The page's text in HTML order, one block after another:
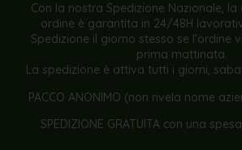
Con la nostra Spedizione Nazionale,
ordine è garantita in 24/48H
Spedizione il giorno stesso se l’ordine
prima mattinata.
La spedizione è attiva tutti i giorni,
PACCO ANONIMO (non rivela nome
SPEDIZIONE GRATUITA con una